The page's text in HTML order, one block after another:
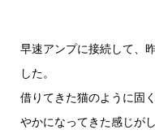
早速アンプに接続して、
した。
借りてきた猫のように固
やかになってきた感じがし